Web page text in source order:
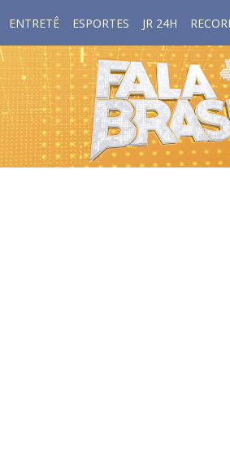
ENTRETÊ ESPORTES JR 24H